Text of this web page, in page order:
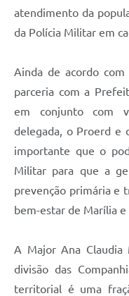
atendimento da
da Polícia Militar em
Ainda de acordo
parceria com a
em conjunto com
delegada, o Proerd e
importante que o
Militar para que a
prevenção primária e
bem-estar de Marília e
A Major Ana Claudia
divisão das
territorial é uma